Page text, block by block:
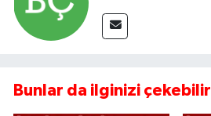
Bunlar da ilginizi çekebilir